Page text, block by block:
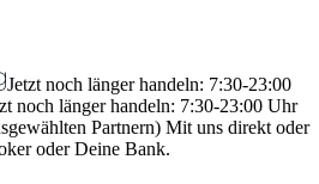
Jetzt noch länger handeln: 7:30-23:00
noch länger handeln: 7:30-23:00 Uhr
Partnern) Mit uns direkt oder
oder Deine Bank.